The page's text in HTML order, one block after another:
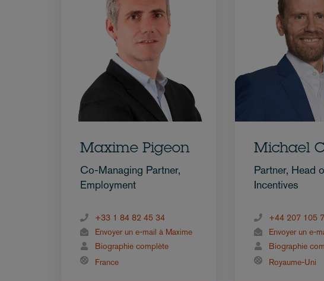
Maxime Pigeon
Co-Managing Partner,
Employment
+33 1 84 82 45 34
Envoyer un e-mail à Maxime
Biographie complète
France
Michael
Partner, Head
Incentives
+44 207 105
Envoyer un e-
Biographie
Royaume-Uni